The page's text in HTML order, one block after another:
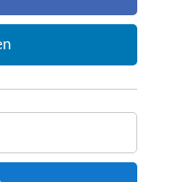
Jetzt ansehen